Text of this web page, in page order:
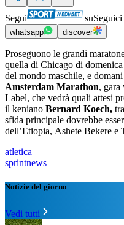
Segui suSeguici
whatsapp discover
Proseguono le grandi
quella di Chicago di
del mondo maschile, e
Amsterdam Marathon,
Label, che vedrà quali attesi
il keniano Bernard Koech,
sfida principale dovrebbe
dell’Etiopia, Ashete Bekere e
atletica
sprintnews
Notizie del giorno
Vedi tutti